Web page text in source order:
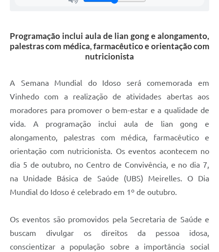
Listagem dos CEPs de Vinhedo
Associação dos Servidores Públicos Municipais de
Audiências Públicas
Arquivos para Download
Contas Públicas
Legislação
Programação inclui aula de lian gong e alongamento,
palestras com médica, farmacêutico e orientação com
nutricionista
A Semana Mundial do Idoso será comemorada em
Vinhedo com a realização de atividades abertas aos
moradores para promover o bem-estar e a qualidade de
vida. A programação inclui aula de lian gong e
alongamento, palestras com médica, farmacêutico e
orientação com nutricionista. Os eventos acontecem no
dia 5 de outubro, no Centro de Convivência, e no dia 7,
na Unidade Básica de Saúde (UBS) Meirelles. O Dia
Mundial do Idoso é celebrado em 1º de outubro.
Os eventos são promovidos pela Secretaria de Saúde e
buscam divulgar os direitos da pessoa idosa,
conscientizar a população sobre a importância social